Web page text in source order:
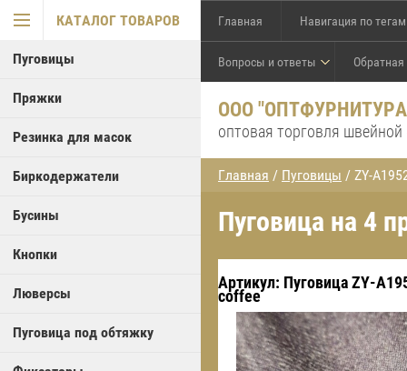
КАТАЛОГ ТОВАРОВ
Пуговицы
Пряжки
Резинка для масок
Биркодержатели
Бусины
Кнопки
Люверсы
Пуговица под обтяжку
Главная Навигация по тегам
Вопросы и ответы Обратная
ООО
оптовая торговля
Главная / Пуговицы / ZY-
Пуговица на 4
Артикул: Пуговица ZY-
coffee